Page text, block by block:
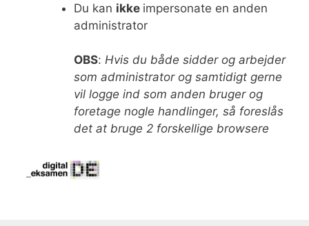
Du kan ikke impersonate en anden
administrator
OBS: Hvis du både sidder og arbejder
som administrator og samtidigt gerne
vil logge ind som anden bruger og
foretage nogle handlinger, så foreslås
det at bruge 2 forskellige browsere